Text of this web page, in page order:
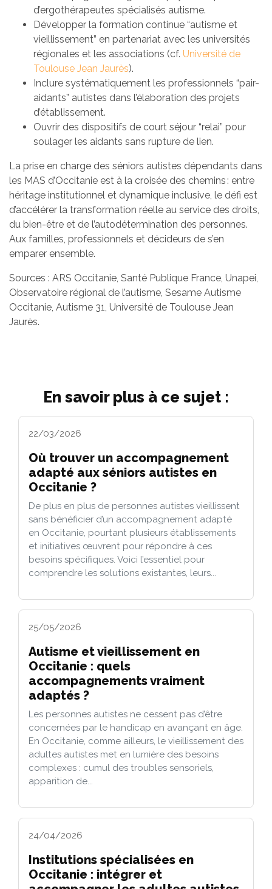
d’ergothérapeutes spécialisés autisme.
Développer la formation continue “autisme et
vieillissement” en partenariat avec les universités
régionales et les associations (cf. Université de
Toulouse Jean Jaurès).
Inclure systématiquement les professionnels “pair-
aidants” autistes dans l’élaboration des projets
d’établissement.
Ouvrir des dispositifs de court séjour “relai” pour
soulager les aidants sans rupture de lien.
La prise en charge des séniors autistes dépendants dans
les MAS d’Occitanie est à la croisée des chemins : entre
héritage institutionnel et dynamique inclusive, le défi est
d’accélérer la transformation réelle au service des droits,
du bien-être et de l’autodétermination des personnes.
Aux familles, professionnels et décideurs de s’en
emparer ensemble.
Sources : ARS Occitanie, Santé Publique France, Unapei,
Observatoire régional de l’autisme, Sesame Autisme
Occitanie, Autisme 31, Université de Toulouse Jean
Jaurès.
En savoir plus à ce sujet :
22/03/2026
Où trouver un accompagnement
adapté aux séniors autistes en
Occitanie ?
De plus en plus de personnes autistes vieillissent
sans bénéficier d’un accompagnement adapté
en Occitanie, pourtant plusieurs établissements
et initiatives œuvrent pour répondre à ces
besoins spécifiques. Voici l’essentiel pour
comprendre les solutions existantes, leurs...
25/05/2026
Autisme et vieillissement en
Occitanie : quels
accompagnements vraiment
adaptés ?
Les personnes autistes ne cessent pas d’être
concernées par le handicap en avançant en âge.
En Occitanie, comme ailleurs, le vieillissement des
adultes autistes met en lumière des besoins
complexes : cumul des troubles sensoriels,
apparition de...
24/04/2026
Institutions spécialisées en
Occitanie : intégrer et